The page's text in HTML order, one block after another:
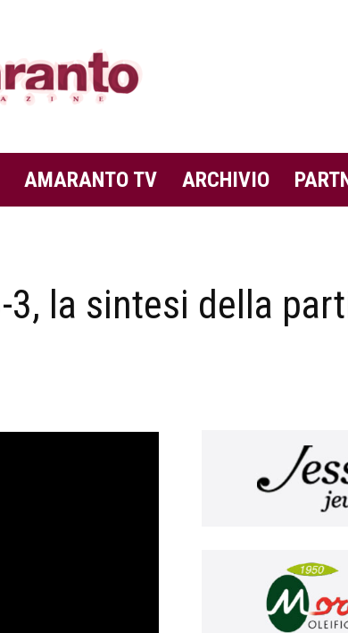
Amaranto
Magazine
AMARANTO TV ARCHIVIO
3, la sintesi della